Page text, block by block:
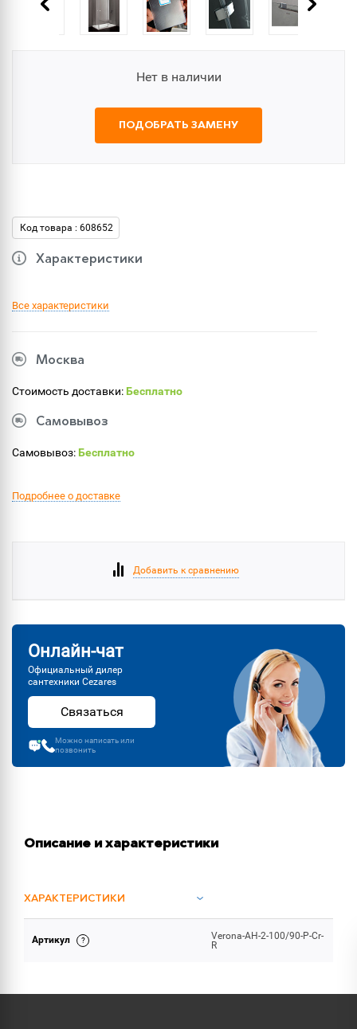
Нет в наличии
ПОДОБРАТЬ ЗАМЕНУ
Код товара : 608652
Характеристики
Все характеристики
Москва
Стоимость доставки:Бесплатно
Самовывоз
Самовывоз:Бесплатно
Подробнее о доставке
Добавить к сравнению
Онлайн-чат
Официальный дилер
сантехники Cezares
Связаться
Можно написать или
позвонить
Описание и характеристики
ХАРАКТЕРИСТИКИ
ОБЪЕМ ПОСТАВКИ
Артикул
Verona-AH-2-100/90-P-Cr-
R